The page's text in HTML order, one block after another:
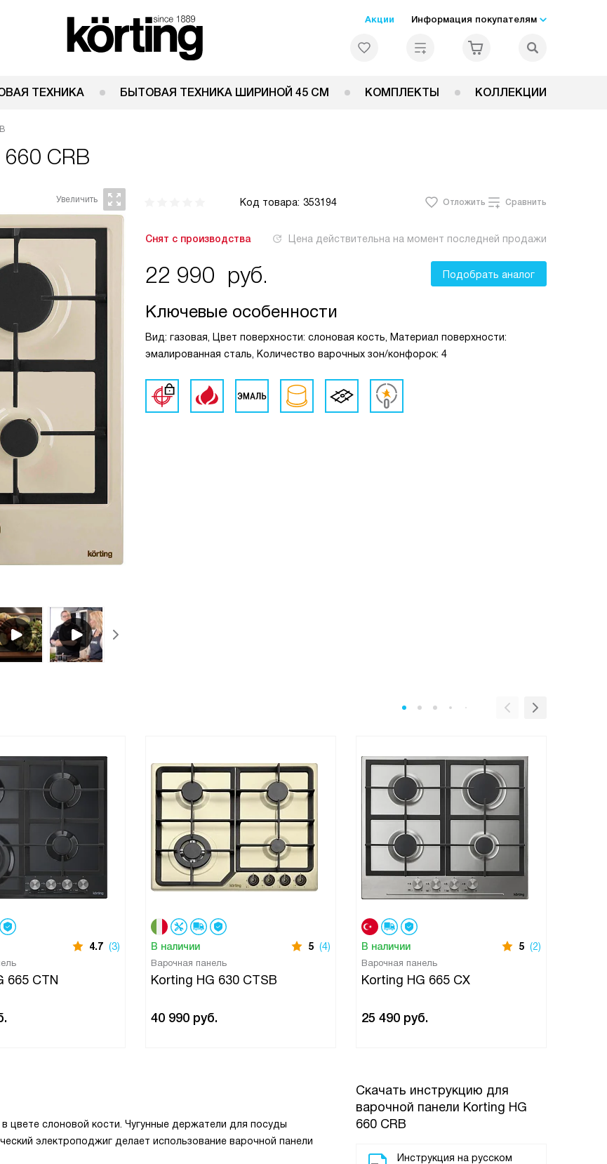
Акции Информация покупателям
ТЕХНИКА БЫТОВАЯ ТЕХНИКА ШИРИНОЙ 45 СМ КОМПЛЕКТЫ КОЛЛЕКЦИИ
CRB
Код товара: 353194 Отложить Сравнить
Снят с производства Цена действительна на момент последней продажи
22 990 руб. Подобрать аналог
Ключевые особенности
Вид: газовая, Цвет поверхности: слоновая кость, Материал поверхности:
эмалированная сталь, Количество варочных зон/конфорок: 4
4.7 (3)
665 CTN
В наличии 5 (4)
Варочная панель
Korting HG 630 CTSB
40 990 руб.
В наличии 5 (2)
Варочная панель
Korting HG 665 CX
25 490 руб.
Скачать инструкцию для
варочной панели Korting HG
660 CRB
Инструкция на русском
цвете слоновой кости. Чугунные держатели для посуды
электроподжиг делает использование варочной панели